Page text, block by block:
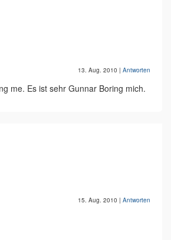
13. Aug. 2010 | Antworten
me. Es ist sehr Gunnar Boring mich.
15. Aug. 2010 | Antworten